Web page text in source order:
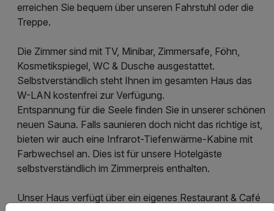
erreichen Sie bequem über unseren Fahrstuhl oder die
Treppe.
Die Zimmer sind mit TV, Minibar, Zimmersafe, Föhn,
Kosmetikspiegel, WC & Dusche ausgestattet.
Selbstverständlich steht Ihnen im gesamten Haus das
W-LAN kostenfrei zur Verfügung.
Entspannung für die Seele finden Sie in unserer schönen
neuen Sauna. Falls saunieren doch nicht das richtige ist,
bieten wir auch eine Infrarot-Tiefenwärme-Kabine mit
Farbwechsel an. Dies ist für unsere Hotelgäste
selbstverständlich im Zimmerpreis enthalten.
Unser Haus verfügt über ein eigenes Restaurant & Café